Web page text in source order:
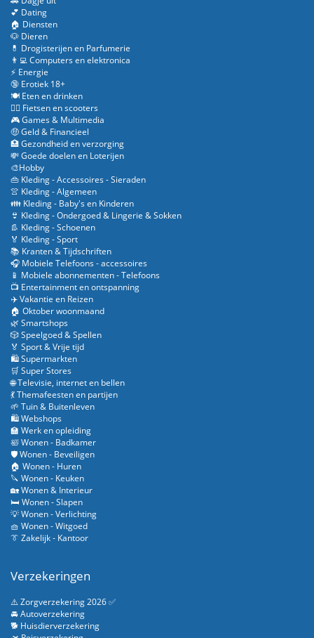
💕 Dating
🏠 Diensten
🐶 Dieren
💊 Drogisterijen en Parfumerie
👨‍💻 Computers en elektronica
⚡ Energie
🔞 Erotiek 18+
🍽️ Eten en drinken
🚴‍♂️ Fietsen en scooters
🎮 Games & Multimedia
🤑 Geld & Financieel
🏥 Gezondheid en verzorging
💸 Goede doelen en Loterijen
🎨Hobby
👜 Kleding - Accessoires - Sieraden
👚 Kleding - Algemeen
👪 Kleding - Baby's en Kinderen
👙 Kleding - Ondergoed & Lingerie & Sokken
👢 Kleding - Schoenen
🏅 Kleding - Sport
📚 Kranten & Tijdschriften
🎧 Mobiele Telefoons - accessoires
📱 Mobiele abonnementen - Telefoons
📺 Entertainment en ontspanning
✈️ Vakantie en Reizen
🏠 Oktober woonmaand
🌿 Smartshops
🎲 Speelgoed & Spellen
🏅 Sport & Vrije tijd
🛍️ Supermarkten
🛒 Super Stores
🌐 Televisie, internet en bellen
💃 Themafeesten en partijen
🌱 Tuin & Buitenleven
🛍️ Webshops
🏫 Werk en opleiding
🛀 Wonen - Badkamer
🛡️ Wonen - Beveiligen
🏠 Wonen - Huren
🔪 Wonen - Keuken
🏡 Wonen & Interieur
🛏️ Wonen - Slapen
💡 Wonen - Verlichting
🧺 Wonen - Witgoed
👔 Zakelijk - Kantoor
Verzekeringen
⚠️ Zorgverzekering 2026 ✅
🚘 Autoverzekering
🐕 Huisdierverzekering